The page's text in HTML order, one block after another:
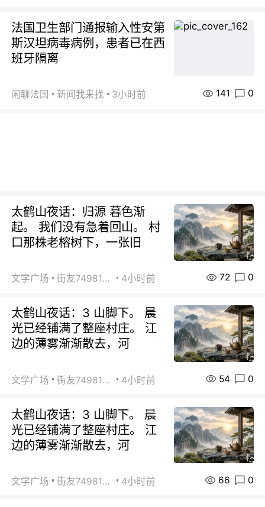
法国卫生部门通报输入性安第
斯汉坦病毒病例，患者已在西
班牙隔离
闲聊法国 新闻我来找 3小时前 141 0
太鹤山夜话：归源 暮色渐
起。 我们没有急着回山。 村
口那株老榕树下，一张旧
文学广场 街友74981146 4小时前 72 0
太鹤山夜话：3 山脚下。 晨
光已经铺满了整座村庄。 江
边的薄雾渐渐散去，河
文学广场 街友74981146 4小时前 54 0
太鹤山夜话：3 山脚下。 晨
光已经铺满了整座村庄。 江
边的薄雾渐渐散去，河
文学广场 街友74981146 4小时前 66 0